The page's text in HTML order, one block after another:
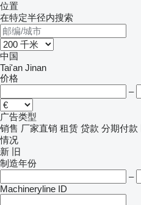
位置
在特定半径内搜索
中国
Tai'an Jinan
价格
–
广告类型
销售 厂家直销 租赁 贷款 分期付款
情况
新 旧
制造年份
–
Machineryline ID